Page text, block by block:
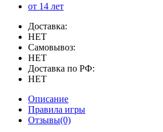
от 14 лет
Доставка:
НЕТ
Самовывоз:
НЕТ
Доставка по РФ:
НЕТ
Описание
Правила игры
Отзывы(0)